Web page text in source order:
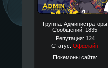
Группа: Администраторы
Сообщений: 1835
Репутация: 124
Статус: Оффлайн
Покемоны сайта: